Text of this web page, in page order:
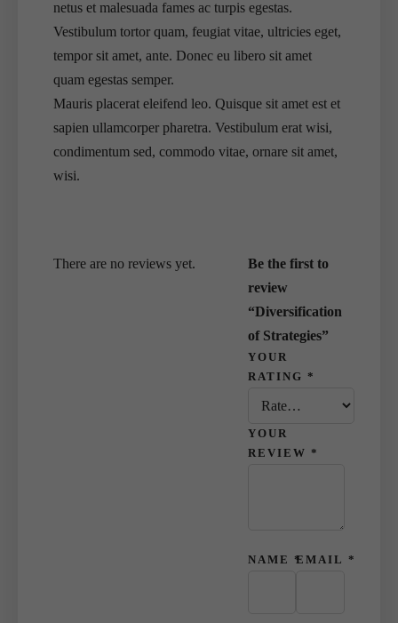
netus et malesuada fames ac turpis egestas.
Vestibulum tortor quam, feugiat vitae, ultricies eget,
tempor sit amet, ante. Donec eu libero sit amet
quam egestas semper.
Mauris placerat eleifend leo. Quisque sit amet est et
sapien ullamcorper pharetra. Vestibulum erat wisi,
condimentum sed, commodo vitae, ornare sit amet,
wisi.
There are no reviews yet.
Be the first to
review
“Diversification
of Strategies”
YOUR
RATING *
YOUR
REVIEW *
NAME *
EMAIL*